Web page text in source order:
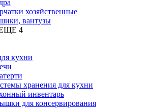
хозяйственные
вантузы
4
кухни
хранения для кухни
инвентарь
для консервирования